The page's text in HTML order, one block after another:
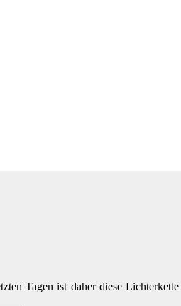
Tagen ist daher diese Lichterkette